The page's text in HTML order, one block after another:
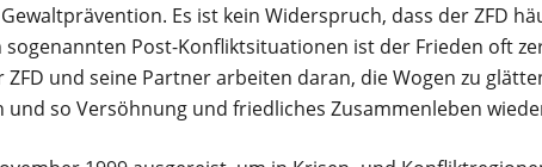
Es ist kein Widerspruch, dass der ZFD
Post-Konfliktsituationen ist der Frieden oft
und seine Partner arbeiten daran, die Wogen zu
so Versöhnung und friedliches Zusammenleben